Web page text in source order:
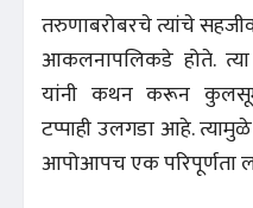
तरुणाबरोबरचे त्यांचे
आकलनापलिकडे होते.
यांनी कथन करून
टप्पाही उलगडा आहे.
आपोआपच एक परिपूर्णता